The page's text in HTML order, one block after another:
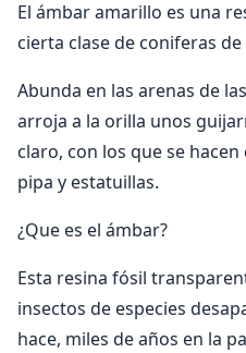
El ámbar amarillo es una
cierta clase de coniferas
Abunda en las arenas de
arroja a la orilla unos
claro, con los que se
pipa y estatuillas.
¿Que es el ámbar?
Esta resina fósil
insectos de especies
hace, miles de años en la